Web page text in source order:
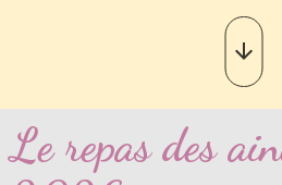
Le repas des